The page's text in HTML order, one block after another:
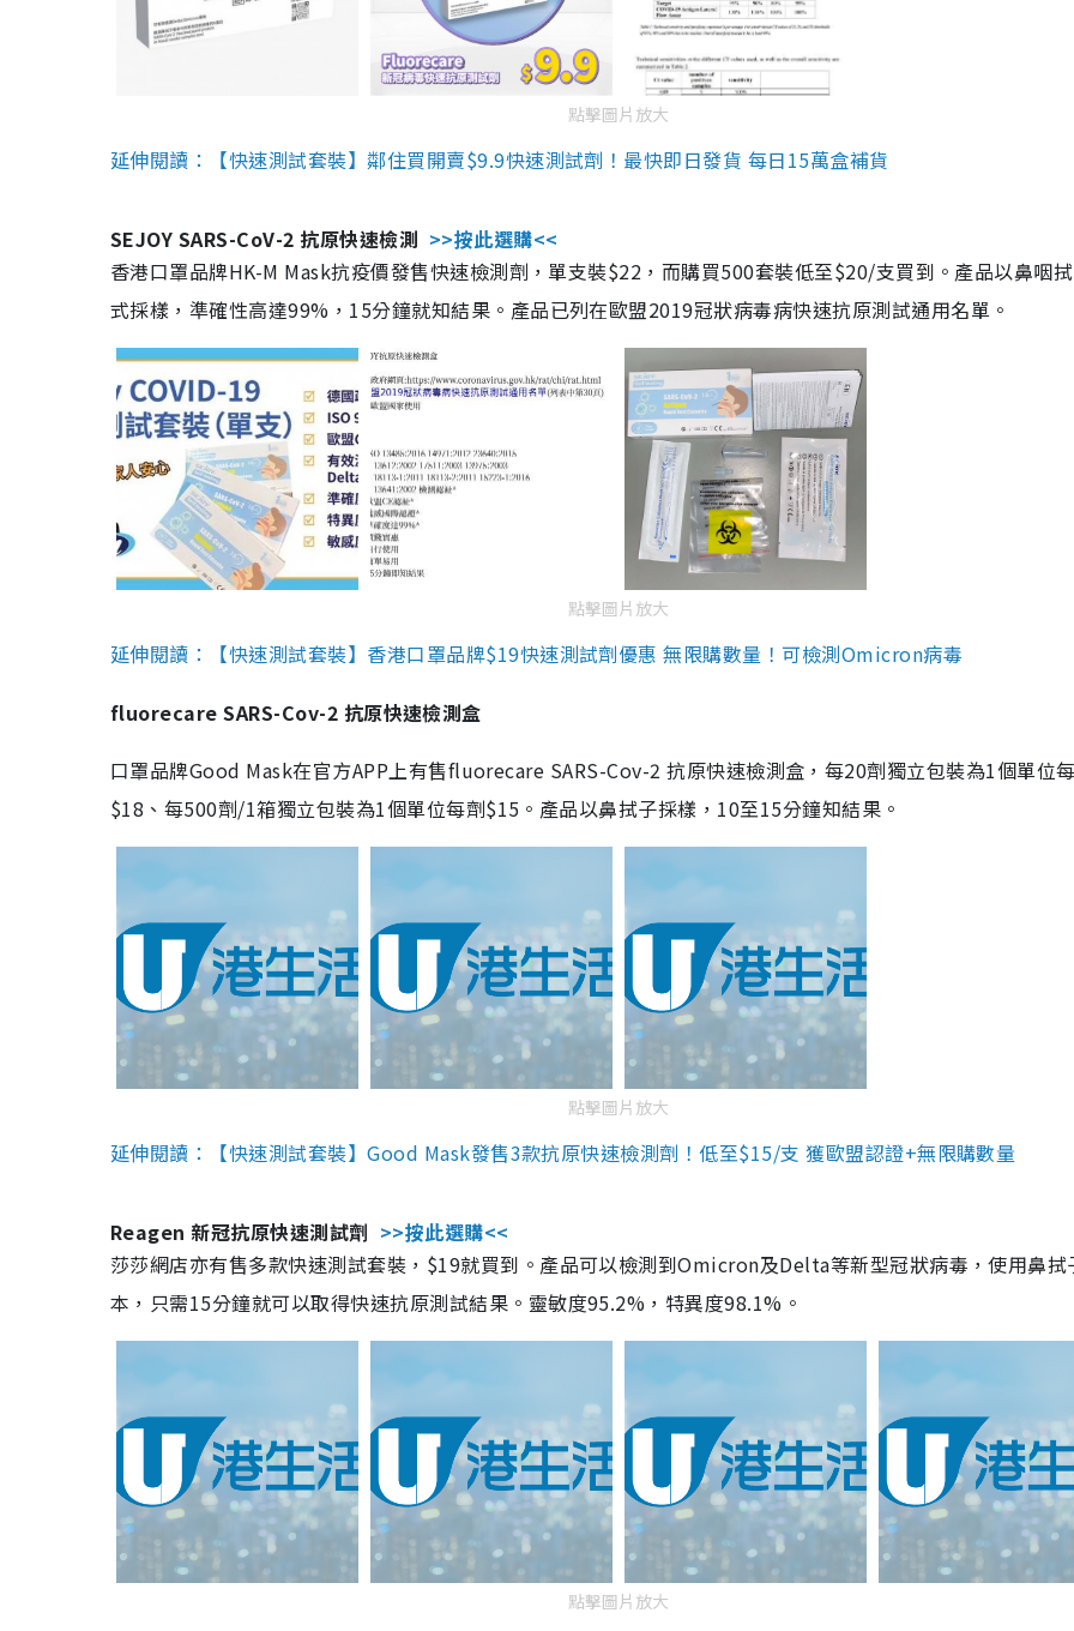
點擊圖片放大
延伸閱讀：【快速測試套裝】鄰住買開賣$9.9快速測試劑！最快即日發貨 每日15萬盒補貨
SEJOY SARS-CoV-2 抗原快速檢測 >>按此選購<<
香港口罩品牌HK-M Mask抗疫價發售快速檢測劑，單支裝$22，而購買500套裝低至$20/支買到。產品以鼻咽
式採樣，準確性高達99%，15分鐘就知結果。產品已列在歐盟2019冠狀病毒病快速抗原測試通用名單。
點擊圖片放大
延伸閱讀：【快速測試套裝】香港口罩品牌$19快速測試劑優惠 無限購數量！可檢測Omicron病毒
fluorecare SARS-Cov-2 抗原快速檢測盒
口罩品牌Good Mask在官方APP上有售fluorecare SARS-Cov-2 抗原快速檢測盒，每20劑獨立包裝為1個單位
$18、每500劑/1箱獨立包裝為1個單位每劑$15。產品以鼻拭子採樣，10至15分鐘知結果。
點擊圖片放大
延伸閱讀：【快速測試套裝】Good Mask發售3款抗原快速檢測劑！低至$15/支 獲歐盟認證+無限購數量
Reagen 新冠抗原快速測試劑 >>按此選購<<
莎莎網店亦有售多款快速測試套裝，$19就買到。產品可以檢測到Omicron及Delta等新型冠狀病毒，使用鼻拭
本，只需15分鐘就可以取得快速抗原測試結果。靈敏度95.2%，特異度98.1%。
點擊圖片放大